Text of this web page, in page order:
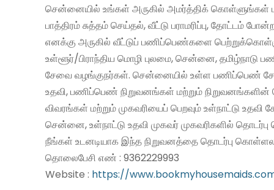
சென்னையில் உங்கள் அருகில் அமர்த்திக் கொள்ளுங்கள்
பாத்திரம் சுத்தம் செய்தல், வீட்டு பராமரிப்பு, தோட்டம்
எனக்கு அருகில் வீட்டுப் பணிப்பெண்களை
உள்ளூர்/பிராந்திய மொழி புலமை, சென்னை, தமிழ்நாடு
சேவை வழங்குநர்கள். சென்னையில் உள்ள பணிப்பெண்
உதவி, பணிப்பெண் நிறுவனங்கள் மற்றும் நிறுவனங்களின்
விவரங்கள் மற்றும் முகவரியைப் பெறவும் உள்நாட்டு உதவி
சென்னை, உள்நாட்டு உதவி முகவர் முகவரிகளில்
நீங்கள் உடனடியாக இந்த நிறுவனத்தை தொடர்பு
தொலைபேசி எண் : 9362229993
Website : https://